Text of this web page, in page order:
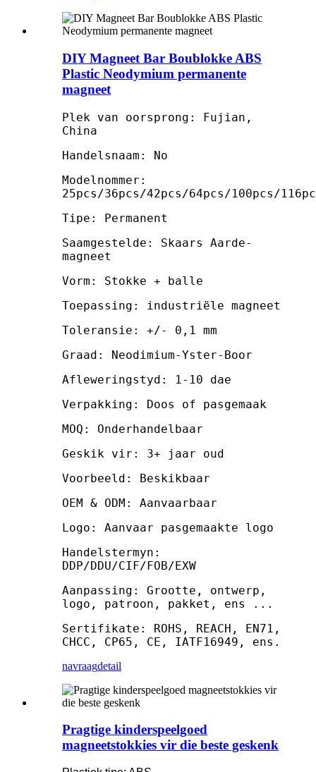
DIY Magneet Bar Boublokke ABS
Plastic Neodymium permanente
magneet
Plek van oorsprong: Fujian,
China
Handelsnaam: No
Modelnommer:
25pcs/36pcs/42pcs/64pcs/100pcs/
Tipe: Permanent
Saamgestelde: Skaars Aarde-
magneet
Vorm: Stokke + balle
Toepassing: industriële magneet
Toleransie: +/- 0,1 mm
Graad: Neodimium-Yster-Boor
Afleweringstyd: 1-10 dae
Verpakking: Doos of pasgemaak
MOQ: Onderhandelbaar
Geskik vir: 3+ jaar oud
Voorbeeld: Beskikbaar
OEM & ODM: Aanvaarbaar
Logo: Aanvaar pasgemaakte logo
Handelstermyn:
DDP/DDU/CIF/FOB/EXW
Aanpassing: Grootte, ontwerp,
logo, patroon, pakket, ens ...
Sertifikate: ROHS, REACH, EN71,
CHCC, CP65, CE, IATF16949, ens.
navraagdetail
Pragtige kinderspeelgoed
magneetstokkies vir die beste geskenk